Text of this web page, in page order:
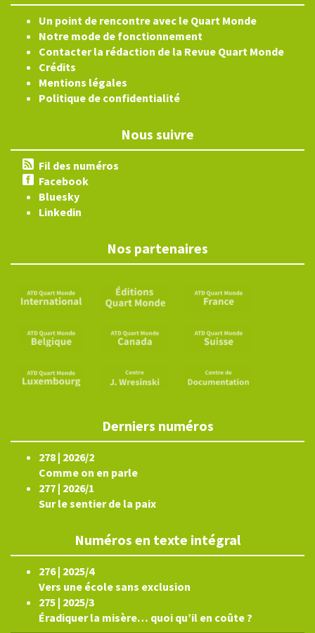
Un point de rencontre avec le Quart Monde
Notre mode de fonctionnement
Contacter la rédaction de la Revue Quart Monde
Crédits
Mentions légales
Politique de confidentialité
Nous suivre
Fil des numéros
Facebook
Bluesky
Linkedin
Nos partenaires
Derniers numéros
278 | 2026/2
Comme on en parle
277 | 2026/1
Sur le sentier de la paix
Numéros en texte intégral
276 | 2025/4
Vers une école sans exclusion
275 | 2025/3
Éradiquer la misère… quoi qu’il en coûte ?